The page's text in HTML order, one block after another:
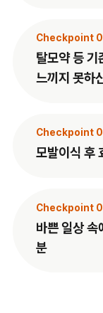
Checkpoint
탈모약 등 기
느끼지 못하
Checkpoint
모발이식 후
Checkpoint
바쁜 일상 속
분